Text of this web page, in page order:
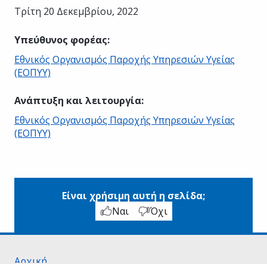
Τρίτη 20 Δεκεμβρίου, 2022
Υπεύθυνος φορέας:
Εθνικός Οργανισμός Παροχής Υπηρεσιών Υγείας
(ΕΟΠΥΥ)
Ανάπτυξη και λειτουργία:
Εθνικός Οργανισμός Παροχής Υπηρεσιών Υγείας
(ΕΟΠΥΥ)
Είναι χρήσιμη αυτή η σελίδα;
Ναι
Όχι
Αρχική